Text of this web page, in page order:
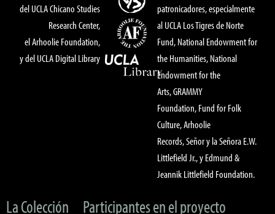
del UCLA Chicano Studies
Research Center,
el Arhoolie Foundation,
y del UCLA Digital Library
patronicadores, especialmente
al UCLA Los Tigres de Norte
Fund, National Endowment for
the Humanities, National
Endowment for the
Arts, GRAMMY
Foundation, Fund for Folk
Culture, Arhoolie
Records, Señor y la Señora E.W.
Littlefield Jr., y Edmund &
Jeannik Littlefield Foundation.
La Colección
Participantes en el proyecto